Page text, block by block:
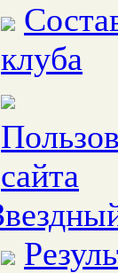
клуба
сайта